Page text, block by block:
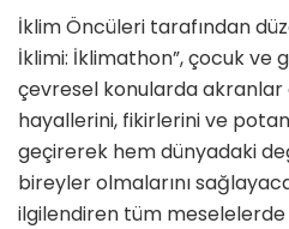
İklim Öncüleri tarafından
İklimi: İklimathon”, çocuk ve
çevresel konularda akranlar
hayallerini, fikirlerini ve
geçirerek hem dünyadaki
bireyler olmalarını
ilgilendiren tüm